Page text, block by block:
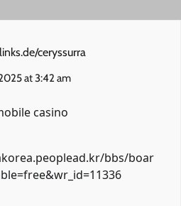
ceryssurra
at 3:42 am
casino
bbs/boar